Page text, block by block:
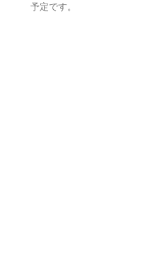
予定です。